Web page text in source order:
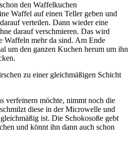
den Waffelkuchen
Waffel auf einen Teller geben und
verteilen. Dann wieder eine
darauf verschmieren. Das wird
Waffeln mehr da sind. Am Ende
um den ganzen Kuchen herum um ihn
zu einer gleichmäßigen Schicht
verfeinern möchte, nimmt noch die
diese in der Microwelle und
ist. Die Schokosoße gebt
und könnt ihn dann auch schon